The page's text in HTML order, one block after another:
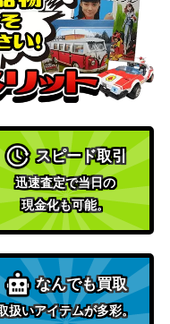
シールド
ニースター
1,800
ン
3,000
ット＆バイオ
）
4,000
ーン
1,000
ット＆バイオ
一閃）
100
スピード取引
迅速査定で当日の
現金化も可能。
なんでも買取
扱いアイテムが多彩。